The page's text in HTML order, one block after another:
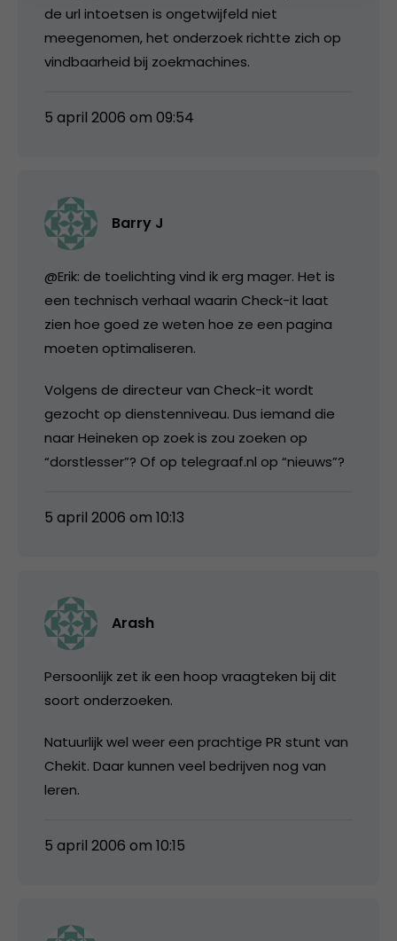
de url intoetsen is ongetwijfeld niet
meegenomen, het onderzoek richtte zich op
vindbaarheid bij zoekmachines.
5 april 2006 om 09:54
Barry J
@Erik: de toelichting vind ik erg mager. Het is
een technisch verhaal waarin Check-it laat
zien hoe goed ze weten hoe ze een pagina
moeten optimaliseren.
Volgens de directeur van Check-it wordt
gezocht op dienstenniveau. Dus iemand die
naar Heineken op zoek is zou zoeken op
“dorstlesser”? Of op telegraaf.nl op “nieuws”?
5 april 2006 om 10:13
Arash
Persoonlijk zet ik een hoop vraagteken bij dit
soort onderzoeken.
Natuurlijk wel weer een prachtige PR stunt van
Chekit. Daar kunnen veel bedrijven nog van
leren.
5 april 2006 om 10:15